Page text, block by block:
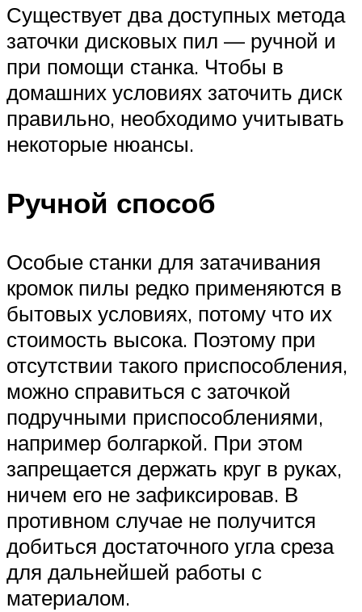
Существует два доступных метода
заточки дисковых пил — ручной и
при помощи станка. Чтобы в
домашних условиях заточить диск
правильно, необходимо учитывать
некоторые нюансы.
Ручной способ
Особые станки для затачивания
кромок пилы редко применяются в
бытовых условиях, потому что их
стоимость высока. Поэтому при
отсутствии такого приспособления,
можно справиться с заточкой
подручными приспособлениями,
например болгаркой. При этом
запрещается держать круг в руках,
ничем его не зафиксировав. В
противном случае не получится
добиться достаточного угла среза
для дальнейшей работы с
материалом.